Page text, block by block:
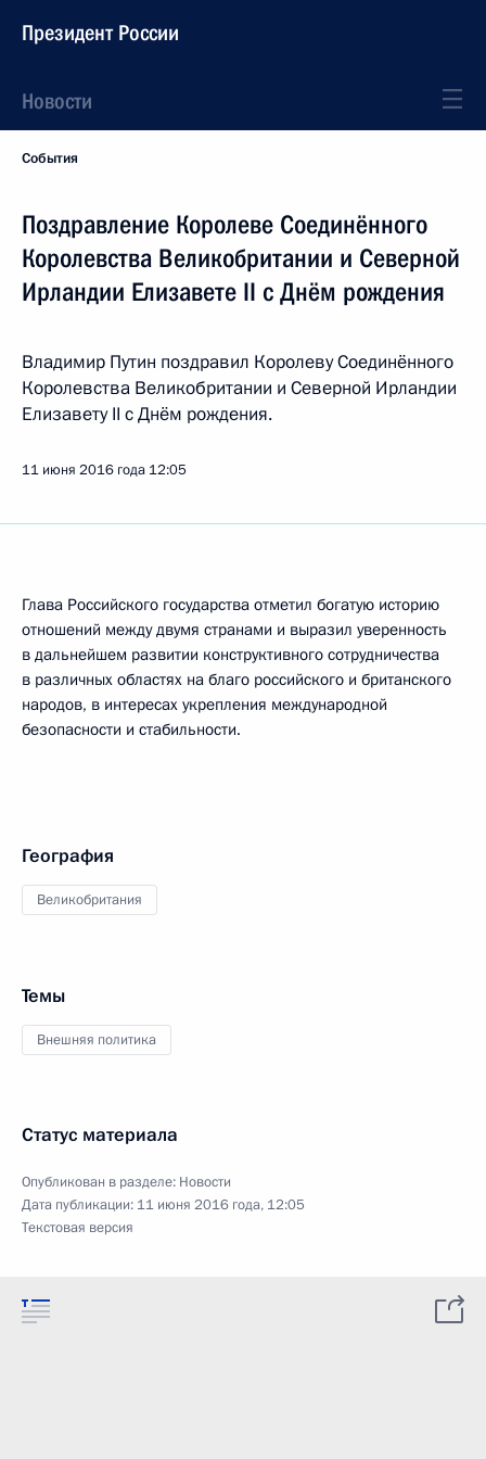
Президент России
Новости
События
Поздравление Королеве Соединённого
Королевства Великобритании и Северной
Ирландии Елизавете II с Днём рождения
Владимир Путин поздравил Королеву Соединённого
Королевства Великобритании и Северной Ирландии
Елизавету II с Днём рождения.
11 июня 2016 года 12:05
Глава Российского государства отметил богатую историю
отношений между двумя странами и выразил уверенность
в дальнейшем развитии конструктивного сотрудничества
в различных областях на благо российского и британского
народов, в интересах укрепления международной
безопасности и стабильности.
География
Великобритания
Темы
Внешняя политика
Статус материала
Опубликован в разделе: Новости
Дата публикации: 11 июня 2016 года, 12:05
Текстовая версия